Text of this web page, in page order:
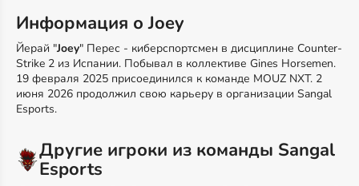
Информация о Joey
Йерай "Joey" Перес - киберспортсмен в дисциплине Counter-
Strike 2 из Испании. Побывал в коллективе Gines Horsemen.
19 февраля 2025 присоединился к команде MOUZ NXT. 2
июня 2026 продолжил свою карьеру в организации Sangal
Esports.
Другие игроки из команды Sangal
Esports